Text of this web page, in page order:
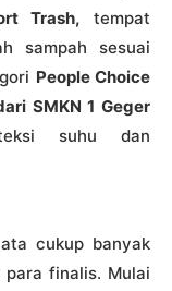
Trash, tempat
sampah sesuai
People Choice
SMKN 1 Geger
suhu dan
cukup banyak
finalis. Mulai